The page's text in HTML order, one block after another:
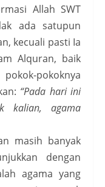
Allah SWT
ada satupun
kecuali pasti Ia
Alquran, baik
pokoknya
“Pada hari ini
kalian, agama
masih banyak
dengan
agama yang